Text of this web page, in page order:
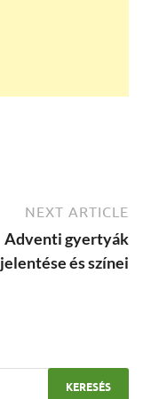
NEXT ARTICLE
Adventi gyertyák
jelentése és színei